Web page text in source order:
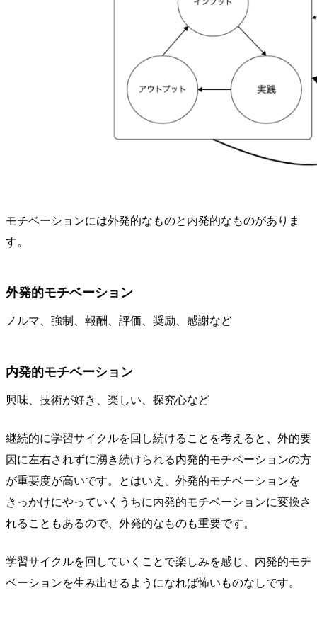
モチベーションには外発的なものと内発的なものがありま
す。
外発的モチベーション
ノルマ、強制、報酬、評価、奨励、感謝など
内発的モチベーション
興味、技術が好き、楽しい、探究心など
継続的に学習サイクルを回し続けることを考えると、外的要
因に左右されずに湧き続けられる内発的モチベーションの方
が重要度が高いです。とはいえ、外発的モチベーションを
きっかけにやっていくうちに内発的モチベーションに変換さ
れることもあるので、外発的なものも重要です。
学習サイクルを回していくことで楽しみを感じ、内発的モチ
ベーションを生み出せるようになれば怖いものなしです。